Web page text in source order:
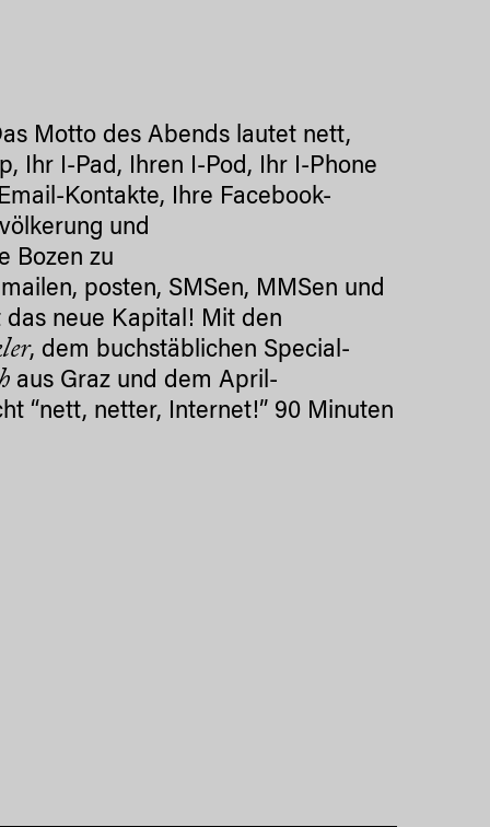
Motto des Abends lautet nett,
Ihr I-Pad, Ihren I-Pod, Ihr I-Phone
Kontakte, Ihre Facebook-
und
Bozen zu
posten, SMSen, MMSen und
das neue Kapital! Mit den
, dem buchstäblichen Special-
aus Graz und dem April-
“nett, netter, Internet!” 90 Minuten